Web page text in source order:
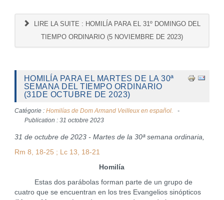
LIRE LA SUITE : HOMILÍA PARA EL 31º DOMINGO DEL
TIEMPO ORDINARIO (5 NOVIEMBRE DE 2023)
HOMILÍA PARA EL MARTES DE LA 30ª
SEMANA DEL TIEMPO ORDINARIO
(31DE OCTUBRE DE 2023)
Catégorie : Homilías de Dom Armand Veilleux en español.
Publication : 31 octobre 2023
31 de octubre de 2023 - Martes de la 30ª semana ordinaria,
Rm 8, 18-25 ; Lc 13, 18-21
Homilía
Estas dos parábolas forman parte de un grupo de
cuatro que se encuentran en los tres Evangelios sinópticos